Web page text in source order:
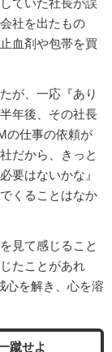
ていた社長が誤
社を出たもの
血剤や包帯を買
が、一応『あり
年後、その社長
の仕事の依頼が
だから、きっと
要はないかな』
くることはなか
見て感じること
たことがあれ
心を解き、心を溶
蹴せよ